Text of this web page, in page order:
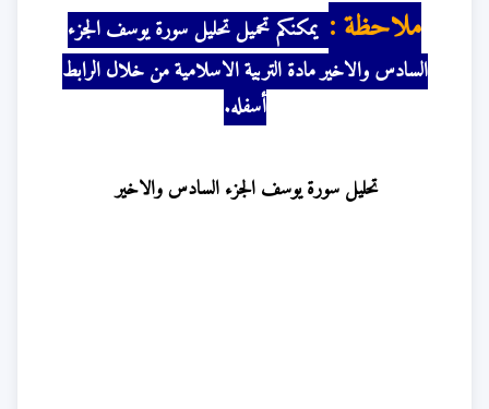
ملاحظة : يمكنكم تحميل تحليل سورة يوسف الجزء
السادس والاخير مادة التربية الاسلامية من خلال الرابط
أسفله.
تحليل سورة يوسف الجزء السادس والاخير